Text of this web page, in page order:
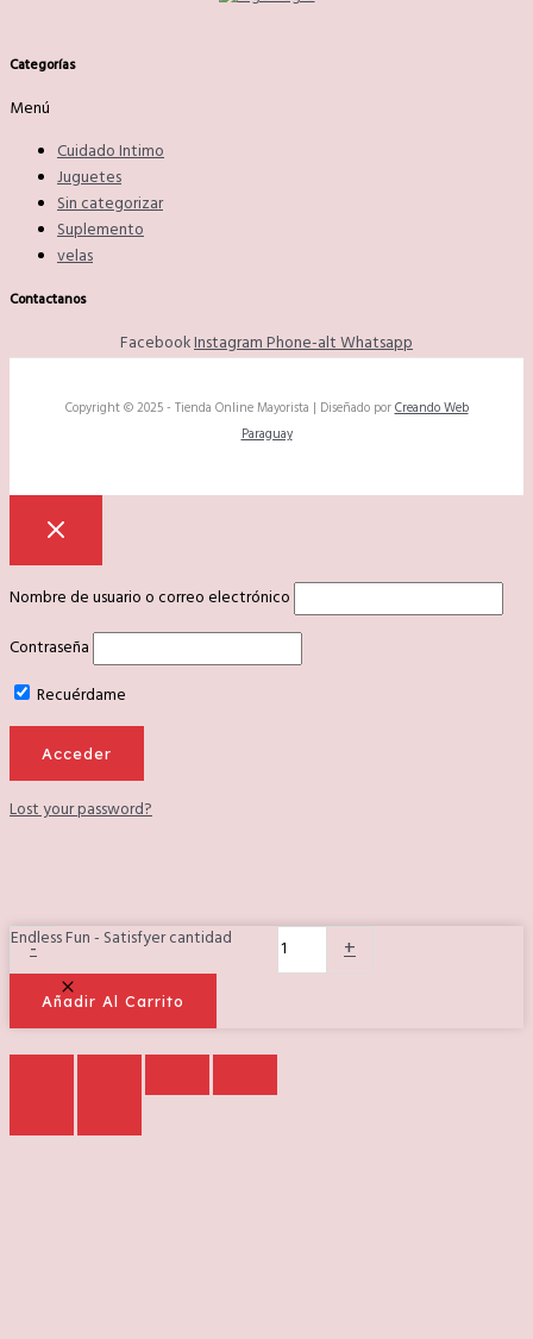
Categorías
Menú
Cuidado Intimo
Juguetes
Sin categorizar
Suplemento
velas
Contactanos
FacebookInstagramPhone-altWhatsapp
Copyright © 2025 - Tienda Online Mayorista | Diseñado porCreando Web
Paraguay
Nombre de usuario o correo electrónico
Contraseña
Recuérdame
Lost your password?
-
Endless Fun - Satisfyer cantidad +
Añadir Al Carrito